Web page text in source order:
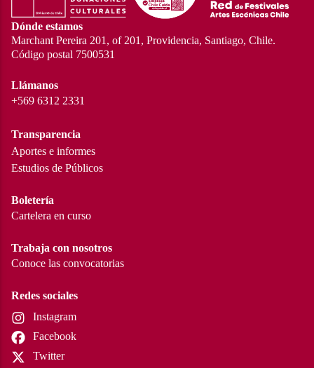
Dónde estamos
Marchant Pereira 201, of 201, Providencia, Santiago, Chile.
Código postal 7500531
Llámanos
+569 6312 2331
Transparencia
Aportes e informes
Estudios de Públicos
Boletería
Cartelera en curso
Trabaja con nosotros
Conoce las convocatorias
Redes sociales
Instagram
Facebook
Twitter